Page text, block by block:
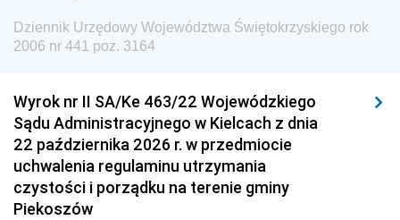
Dziennik Urzędowy Agencji Wywiadu
Dziennik Urzędowy Województwa Świętokrzyskiego rok
2006 nr 441 poz. 3164
Wyrok nr II SA/Ke 463/22 Wojewódzkiego
Sądu Administracyjnego w Kielcach z dnia
22 października 2026 r. w przedmiocie
uchwalenia regulaminu utrzymania
czystości i porządku na terenie gminy
Piekoszów